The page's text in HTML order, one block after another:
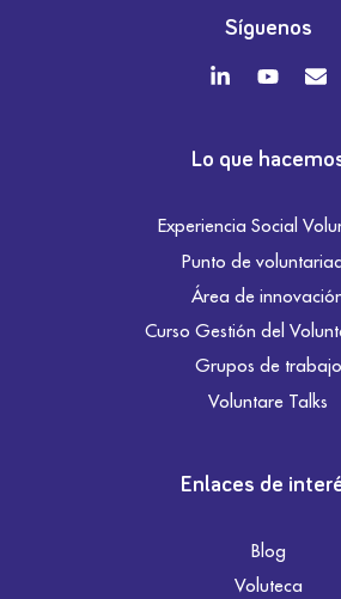
Síguenos
Lo que
Experiencia Social
Punto de
Área de
Curso Gestión del
Grupos de trabajo
Voluntare Talks
Enlaces de
Blog
Voluteca